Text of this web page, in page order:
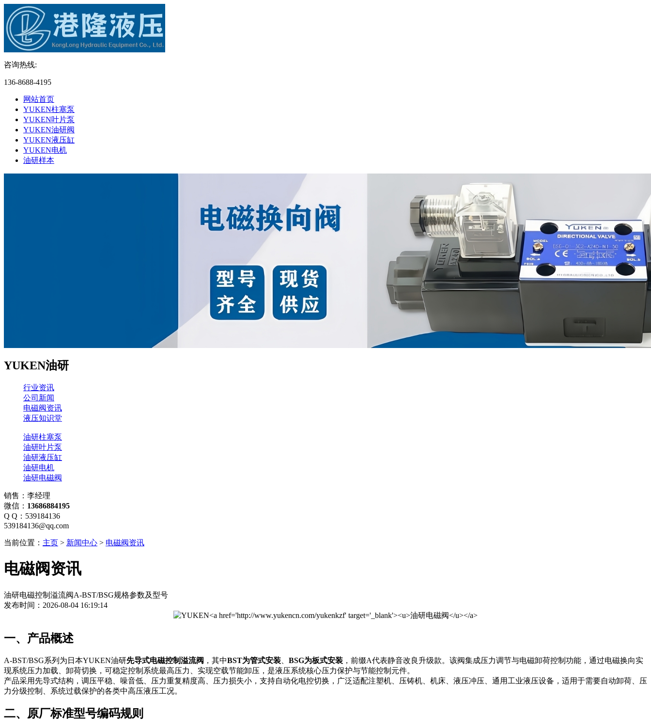
咨询热线:
136-8688-4195
网站首页
YUKEN柱塞泵
YUKEN叶片泵
YUKEN油研阀
YUKEN液压缸
YUKEN电机
油研样本
YUKEN油研
行业资讯
公司新闻
电磁阀资讯
液压知识堂
油研柱塞泵
油研叶片泵
油研液压缸
油研电机
油研电磁阀
销售：李经理
微信： 13686884195
Q Q：539184136
539184136@qq.com
当前位置： 主页 > 新闻中心 > 电磁阀资讯
电磁阀资讯
油研电磁控制溢流阀A-BST/BSG规格参数及型号
发布时间：2026-08-04 16:19:14
一、产品概述
A-BST/BSG系列为日本YUKEN油研先导式电磁控制溢流阀 ，其中BST为管式安装 BSG为板式安装 ，前缀A代表静音改良升级款。该阀集成压力调节与电磁卸荷控制功能，通过电磁换向实
现系统压力加载、卸荷切换，可稳定控制系统最高压力、实现空载节能卸压，是液压系统核心压力保护与节能控制元件。
产品采用先导式结构，调压平稳、噪音低、压力重复精度高、压力损失小，支持自动化电控切换，广泛适配注塑机、压铸机、机床、液压冲压、通用工业液压设备，适用于需要自动卸荷、压
力分级控制、系统过载保护的各类中高压液压工况。
二、原厂标准型号编码规则